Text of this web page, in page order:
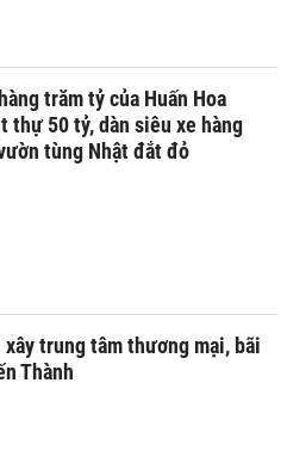
trăm tỷ của Huấn Hoa
thự 50 tỷ, dàn siêu xe hàng
tùng Nhật đắt đỏ
xây trung tâm thương mại, bãi
Thành